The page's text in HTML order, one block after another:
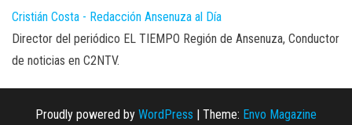
Cristián Costa - Redacción Ansenuza al Día
Director del periódico EL TIEMPO Región de Ansenuza, Conductor
de noticias en C2NTV.
Proudly powered by WordPress | Theme: Envo Magazine